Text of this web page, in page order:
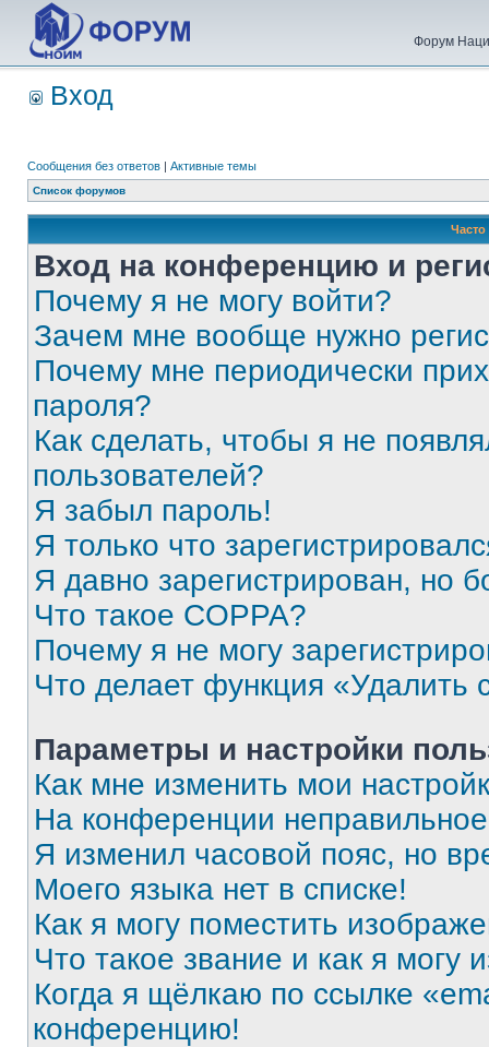
Форум
Вход
Сообщения без ответов | Активные темы
Список форумов
Вход на конференцию и
Почему я не могу войти?
Зачем мне вообще нужно
Почему мне периодически
пароля?
Как сделать, чтобы я не
пользователей?
Я забыл пароль!
Я только что
Я давно зарегистрирован, но
Что такое COPPA?
Почему я не могу
Что делает функция «Удалить
Параметры и настройки
Как мне изменить мои
На конференции
Я изменил часовой пояс, но
Моего языка нет в списке!
Как я могу поместить
Что такое звание и как я могу
Когда я щёлкаю по ссылке
конференцию!